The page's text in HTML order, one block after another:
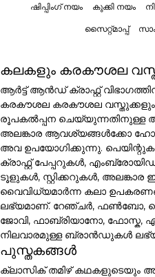
ഷിപ്പിംഗ് നയം കുക്കി നയം
സൈറ്റ്മാപ്പ്
കലകളും കരകൗശല
ആർട്ട് ആൻഡ് ക്രാഫ്റ്റ്
കരകൗശല കരകൗശല
രൂപകൽപ്പന ചെയ്യുന്നതിനുള്ള
അലങ്കാര ആവശ്യങ്ങൾക്കോ
അവ ഉപയോഗിക്കുന്നു.
ക്രാഫ്റ്റ് പേപ്പറുകൾ,
ടൂളുകൾ, സ്റ്റിക്കറുകൾ, അലങ്കാര
വൈവിധ്യമാർന്ന കലാ
ലഭ്യമാണ്. റേഞ്ചർ, ഫൺബോ,
ജോവി, ഫാബ്രിയാനോ, ഫോസ്ക,
നിലവാരമുള്ള ബ്രാൻഡുകൾ
പുസ്തകങ്ങൾ
ക്ലാസിക് തമിഴ് കഥകളുടെയും